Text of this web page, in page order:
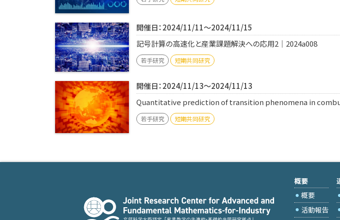
開催日：2024/11/11～2024/11/15
記号計算の高速化と産業課題解決への応用2｜2024a008
若手研究 短期共同研究
開催日：2024/11/13～2024/11/13
Quantitative prediction of transition phenomena in
若手研究 短期共同研究
概要
概要
活動報告